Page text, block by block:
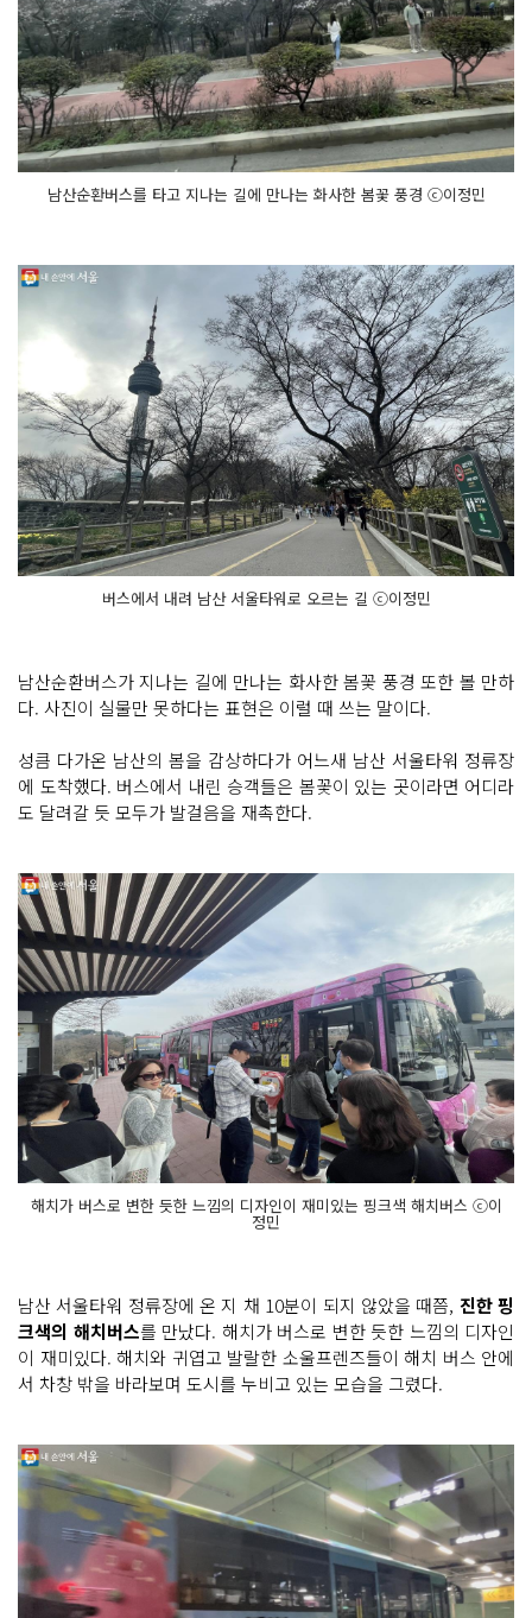
남산순환버스를 타고 지나는 길에 만나는 화사한 봄꽃 풍경 ⓒ이정민
버스에서 내려 남산 서울타워로 오르는 길 ⓒ이정민
남산순환버스가 지나는 길에 만나는 화사한 봄꽃 풍경 또한 볼 만하
다. 사진이 실물만 못하다는 표현은 이럴 때 쓰는 말이다.
성큼 다가온 남산의 봄을 감상하다가 어느새 남산 서울타워 정류장
에 도착했다. 버스에서 내린 승객들은 봄꽃이 있는 곳이라면 어디라
도 달려갈 듯 모두가 발걸음을 재촉한다.
해치가 버스로 변한 듯한 느낌의 디자인이 재미있는 핑크색 해치버스 ⓒ이
정민
남산 서울타워 정류장에 온 지 채 10분이 되지 않았을 때쯤, 진한 핑
크색의 해치버스를 만났다. 해치가 버스로 변한 듯한 느낌의 디자인
이 재미있다. 해치와 귀엽고 발랄한 소울프렌즈들이 해치 버스 안에
서 차창 밖을 바라보며 도시를 누비고 있는 모습을 그렸다.